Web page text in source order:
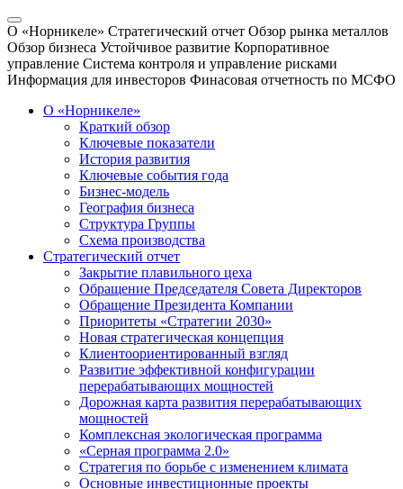
О «Норникеле» Стратегический отчет Обзор рынка металлов
Обзор бизнеса Устойчивое развитие Корпоративное
управление Система контроля и управление рисками
Информация для инвесторов Финасовая отчетность по МСФО
О «Норникеле»
Краткий обзор
Ключевые показатели
История развития
Ключевые события года
Бизнес-модель
География бизнеса
Структура Группы
Схема производства
Стратегический отчет
Закрытие плавильного цеха
Обращение Председателя Совета Директоров
Обращение Президента Компании
Приоритеты «Стратегии 2030»
Новая стратегическая концепция
Клиентоориентированный взгляд
Развитие эффективной конфигурации
перерабатывающих мощностей
Дорожная карта развития перерабатывающих
мощностей
Комплексная экологическая программа
«Серная программа 2.0»
Стратегия по борьбе с изменением климата
Основные инвестиционные проекты